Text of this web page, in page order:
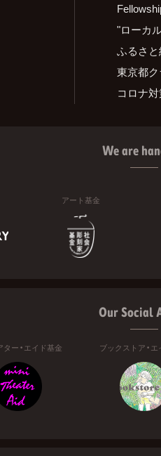
"ローカ
ふるさ
東京都
コロナ
We are
アート基金
Our Social
ター・エイド基金 ブックストア・